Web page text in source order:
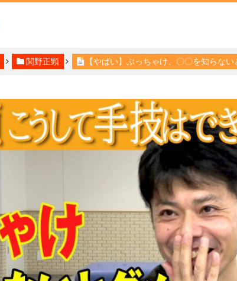
関野正顕 【やばい】ぶっちゃけ、〇〇を知らな